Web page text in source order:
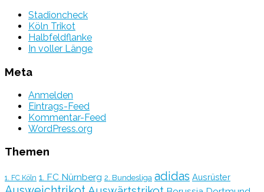
Stadioncheck
Köln Trikot
Halbfeldflanke
In voller Länge
Meta
Anmelden
Eintrags-Feed
Kommentar-Feed
WordPress.org
Themen
1. FC Köln 1. FC Nürnberg 2. Bundesliga adidas Ausrüster